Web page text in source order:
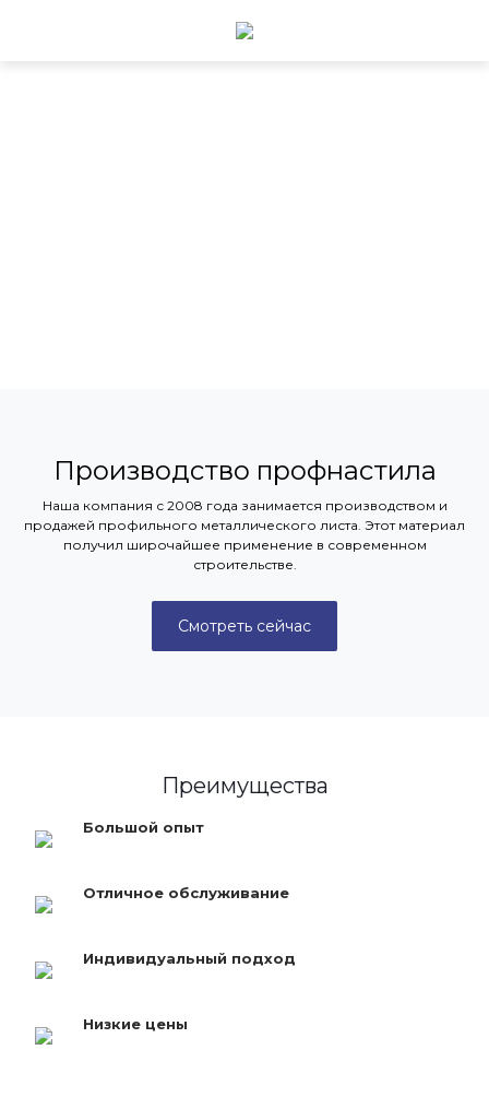
Производство профнастила
Наша компания с 2008 года занимается производством и
продажей профильного металлического листа. Этот материал
получил широчайшее применение в современном
строительстве.
Смотреть сейчас
Преимущества
Большой опыт
Отличное обслуживание
Индивидуальный подход
Низкие цены